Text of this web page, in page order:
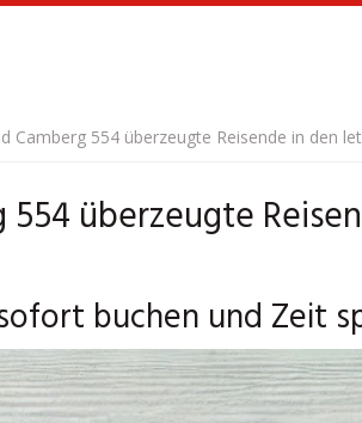
Camberg 554 überzeugte Reisende in den
554 überzeugte
buchen und Zeit